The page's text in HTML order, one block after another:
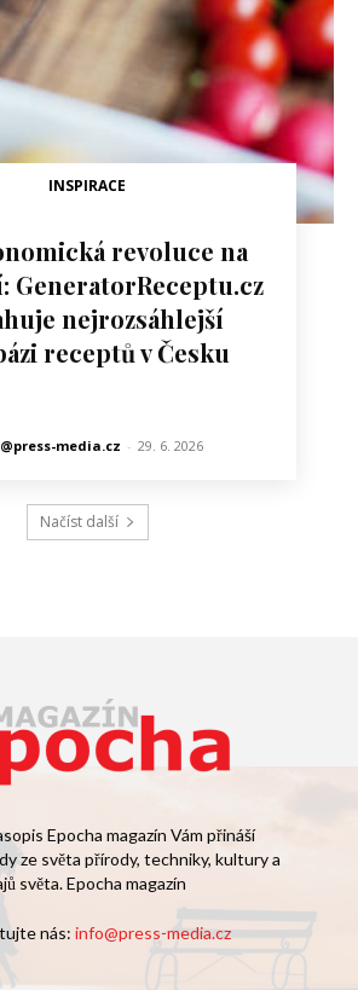
INSPIRACE
revoluce na
nejrozsáhlejší
receptů v Česku
media.cz - 29. 6. 2026
Načíst další
Epocha magazín Vám přináší
ze světa přírody, techniky, kultury a
světa. Epocha magazín
nás: info@press-media.cz